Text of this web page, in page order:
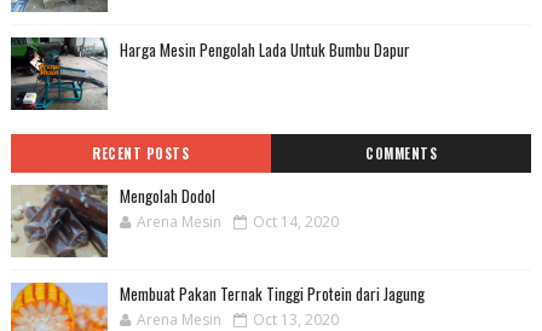
Harga Mesin Pengolah Lada Untuk Bumbu Dapur
RECENT POSTS COMMENTS
Mengolah Dodol
Arena Mesin Oct 14, 2020
Membuat Pakan Ternak Tinggi Protein dari Jagung
Arena Mesin Oct 13, 2020